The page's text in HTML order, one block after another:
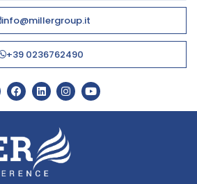
info@millergroup.it
+39 0236762490